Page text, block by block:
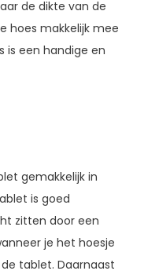
de dikte van de
hoes makkelijk mee
is een handige en
gemakkelijk in
is goed
zitten door een
je het hoesje
tablet. Daarnaast